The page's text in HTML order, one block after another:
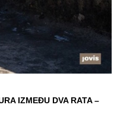
IZMEĐU DVA RATA –